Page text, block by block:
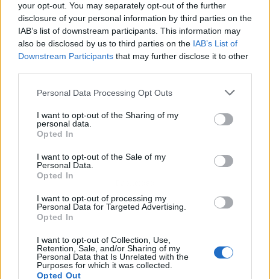
your opt-out. You may separately opt-out of the further
disclosure of your personal information by third parties on the
IAB’s list of downstream participants. This information may
also be disclosed by us to third parties on the IAB’s List of
Downstream Participants that may further disclose it to other
Personal Data Processing Opt Outs
I want to opt-out of the Sharing of my
personal data.
Opted In
I want to opt-out of the Sale of my
Personal Data.
Opted In
I want to opt-out of processing my
Personal Data for Targeted Advertising.
Opted In
I want to opt-out of Collection, Use,
Retention, Sale, and/or Sharing of my
Personal Data that Is Unrelated with the
Purposes for which it was collected.
Opted Out